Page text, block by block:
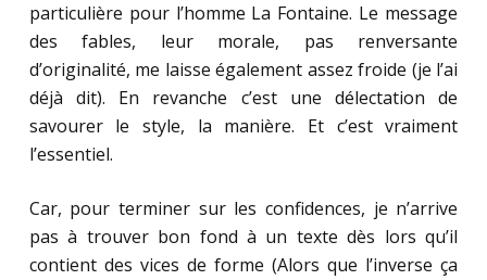
particulière pour l’homme La Fontaine. Le message
des fables, leur morale, pas renversante
d’originalité, me laisse également assez froide (je l’ai
déjà dit). En revanche c’est une délectation de
savourer le style, la manière. Et c’est vraiment
l’essentiel.
Car, pour terminer sur les confidences, je n’arrive
pas à trouver bon fond à un texte dès lors qu’il
contient des vices de forme (Alors que l’inverse ça